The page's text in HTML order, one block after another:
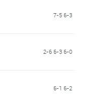
7-5 6-3
2-6 6-3 6-0
6-1 6-2